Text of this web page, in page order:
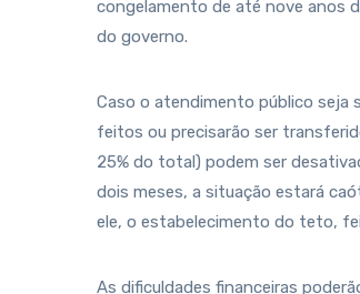
congelamento de até nove anos
do governo.
Caso o atendimento público seja
feitos ou precisarão ser
25% do total) podem ser
dois meses, a situação estará
ele, o estabelecimento do teto,
As dificuldades financeiras